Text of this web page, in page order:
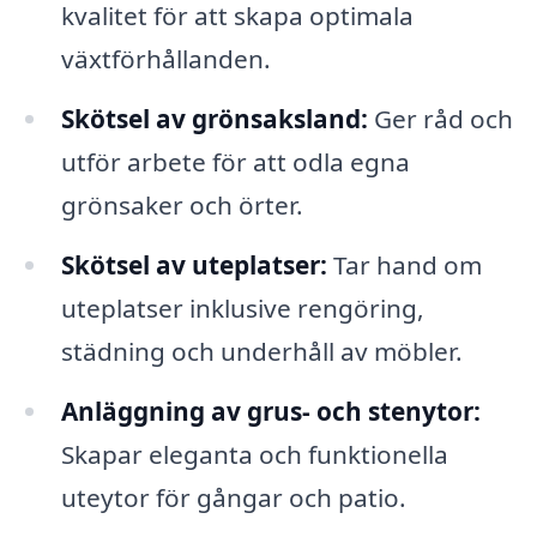
kvalitet för att skapa optimala
växtförhållanden.
Skötsel av grönsaksland: Ger råd och
utför arbete för att odla egna
grönsaker och örter.
Skötsel av uteplatser: Tar hand om
uteplatser inklusive rengöring,
städning och underhåll av möbler.
Anläggning av grus- och stenytor:
Skapar eleganta och funktionella
uteytor för gångar och patio.